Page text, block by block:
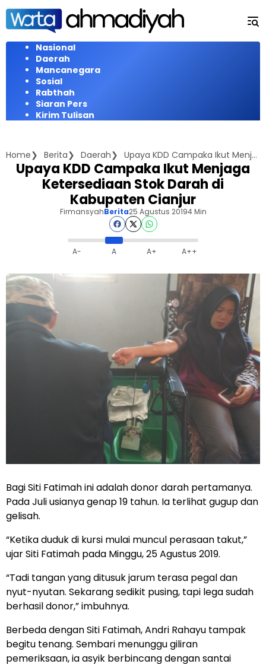
Langsung
konten
Nasional
Daerah
Mancanegara
Sosial
Rabthah
Siaran Pers
Kirim Tulisan
Home Berita Daerah Upaya KDD Campaka Ikut Menjaga Ketersediaan Stok Darah di Kabupaten Cianjur
Upaya KDD Campaka Ikut Menjaga
Ketersediaan Stok Darah di
Kabupaten Cianjur
FirmansyahBerita25 Agustus 20194 Min
A- A A+ A++
Bagi Siti Fatimah ini adalah donor darah pertamanya.
Pada Juli usianya genap 19 tahun. Ia terlihat gugup dan
gelisah.
“Ketika duduk di kursi mulai muncul perasaan takut,”
ujar Siti Fatimah pada Minggu, 25 Agustus 2019.
“Tadi tangan yang ditusuk jarum terasa pegal dan
nyut-nyutan. Sekarang sedikit pusing, tapi lega sudah
berhasil donor,” imbuhnya.
Berbeda dengan Siti Fatimah, Andri Rahayu tampak
begitu tenang. Sembari menunggu giliran
pemeriksaan, ia asyik berbincang dengan santai